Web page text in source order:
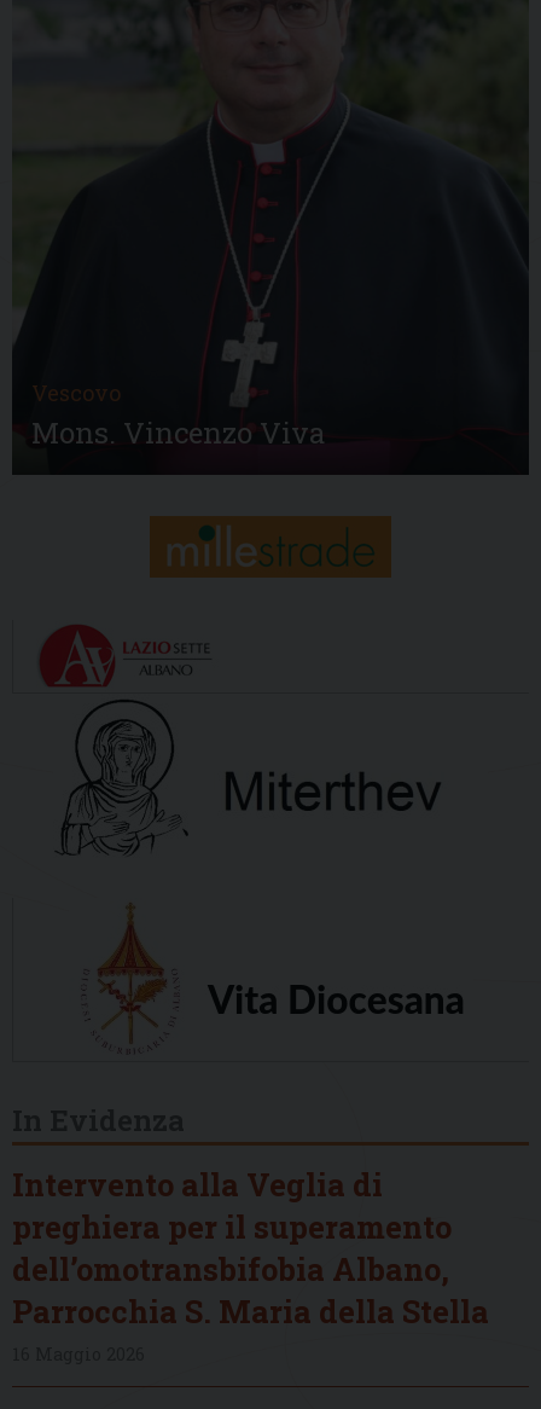
Vescovo
Mons. Vincenzo Viva
Intervento alla Veglia di
preghiera per il superamento
dell’omotransbifobia Albano,
Parrocchia S. Maria della Stella